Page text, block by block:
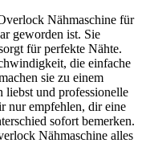
Nähmaschine für
geworden ist. Sie
für perfekte Nähte.
die einfache
sie zu einem
liebst und professionelle
nur empfehlen, dir eine
sofort bemerken.
Nähmaschine alles